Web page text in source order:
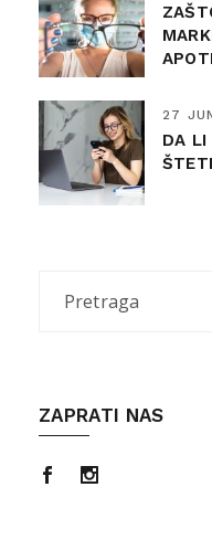
27
DA LI
ZAPRATI NAS